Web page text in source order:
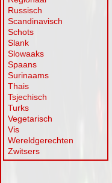
Russisch
Scandinavisch
Schots
Slank
Slowaaks
Spaans
Surinaams
Thais
Tsjechisch
Turks
Vegetarisch
Vis
Wereldgerechten
Zwitsers